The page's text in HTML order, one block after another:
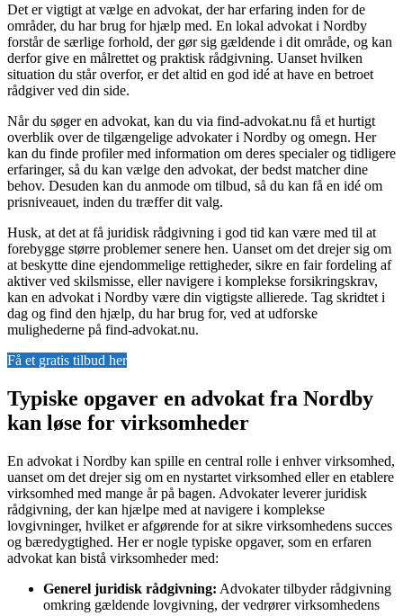
Det er vigtigt at vælge en advokat, der har erfaring inden for de
områder, du har brug for hjælp med. En lokal advokat i Nordby
forstår de særlige forhold, der gør sig gældende i dit område, og kan
derfor give en målrettet og praktisk rådgivning. Uanset hvilken
situation du står overfor, er det altid en god idé at have en betroet
rådgiver ved din side.
Når du søger en advokat, kan du via find-advokat.nu få et hurtigt
overblik over de tilgængelige advokater i Nordby og omegn. Her
kan du finde profiler med information om deres specialer og tidligere
erfaringer, så du kan vælge den advokat, der bedst matcher dine
behov. Desuden kan du anmode om tilbud, så du kan få en idé om
prisniveauet, inden du træffer dit valg.
Husk, at det at få juridisk rådgivning i god tid kan være med til at
forebygge større problemer senere hen. Uanset om det drejer sig om
at beskytte dine ejendommelige rettigheder, sikre en fair fordeling af
aktiver ved skilsmisse, eller navigere i komplekse forsikringskrav,
kan en advokat i Nordby være din vigtigste allierede. Tag skridtet i
dag og find den hjælp, du har brug for, ved at udforske
mulighederne på find-advokat.nu.
Få et gratis tilbud her
Typiske opgaver en advokat fra Nordby
kan løse for virksomheder
En advokat i Nordby kan spille en central rolle i enhver virksomhed,
uanset om det drejer sig om en nystartet virksomhed eller en etablere
virksomhed med mange år på bagen. Advokater leverer juridisk
rådgivning, der kan hjælpe med at navigere i komplekse
lovgivninger, hvilket er afgørende for at sikre virksomhedens succes
og bæredygtighed. Her er nogle typiske opgaver, som en erfaren
advokat kan bistå virksomheder med:
Generel juridisk rådgivning: Advokater tilbyder rådgivning
omkring gældende lovgivning, der vedrører virksomhedens